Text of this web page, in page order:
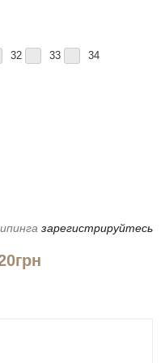
32 33 34
зарегистрируйтесь